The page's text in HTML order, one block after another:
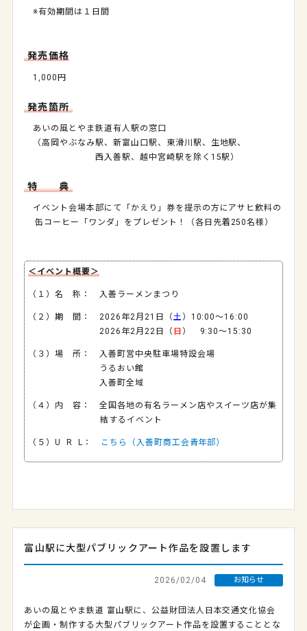
※有効期間は１日間
発売価格
1,000円
発売箇所
あいの風とやま鉄道有人駅の窓口
（高岡やぶなみ駅、新富山口駅、東滑川駅、生地駅、
西入善駅、越中宮崎駅を除く15駅）
特 典
イベント会場本部にて「かえり」券を提示の方にアサヒ飲料の
缶コーヒー「ワンダ」をプレゼント！（各日先着250名様）
＜イベント概要＞
（１）名 称： 入善ラーメンまつり
（２）期 間： 2026年2月21日（土 ）10:00～16:00
2026年2月22日（ 日 ） 9:30～15:30
（３）場 所： 入善町営中央駐車場特設会場
うるおい館
入善町全域
（４）内 容： 全国各地の有名ラーメン店やスイーツ店が集
結するイベント
（５）U R L： こちら（入善町商工会青年部）
富山駅に大型パブリックアート作品を設置します
2026/02/04 お知らせ
あいの風とやま鉄道 富山駅に、公益財団法人日本交通文化協会
が企画・制作する大型パブリックアート作品を設置することとな